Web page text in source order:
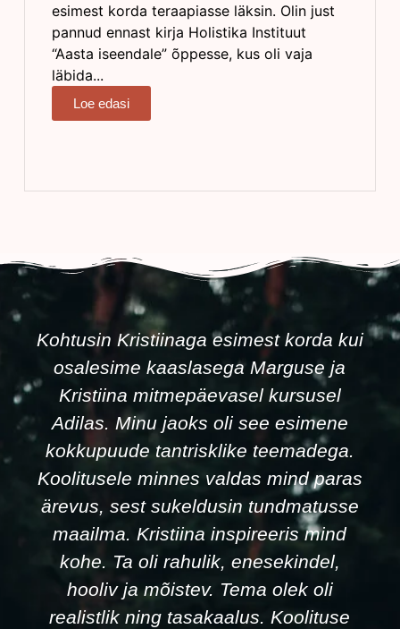
esimest korda teraapiasse läksin. Olin just
pannud ennast kirja Holistika Instituut
“Aasta iseendale” õppesse, kus oli vaja
läbida...
Loe edasi